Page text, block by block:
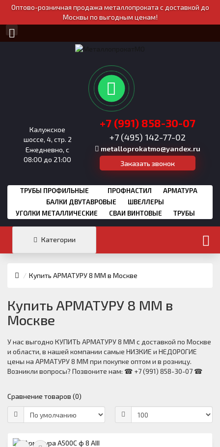
Оптово-розничная продажа металлопроката с доставкой до
Москвы по выгодным ценам!
Калужское
шоссе, 4, стр. 2
Ежедневно, с
08:00 до 21:00
+7 (991) 858-30-07
+7 (495) 142-77-02
metalloprokatmo@yandex.ru
Заказать звонок
ТРУБЫ ПРОФИЛЬНЫЕ ПРОФНАСТИЛ
АРМАТУРА
БАЛКИ ДВУТАВРОВЫЕ
ШВЕЛЛЕРЫ
УГОЛКИ МЕТАЛЛИЧЕСКИЕ
СВАИ ВИНТОВЫЕ ТРУБЫ
Категории
Купить АРМАТУРУ 8 ММ в Москве
Купить АРМАТУРУ 8 ММ в
Москве
У нас выгодно КУПИТЬ АРМАТУРУ 8 ММ с доставкой по Москве
и области, в нашей компании самые НИЗКИЕ и НЕДОРОГИЕ
цены на АРМАТУРУ 8 ММ при покупке оптом и в розницу.
Возникли вопросы? Позвоните нам: ☎ +7 (991) 858-30-07 ☎
Сравнение товаров (0)